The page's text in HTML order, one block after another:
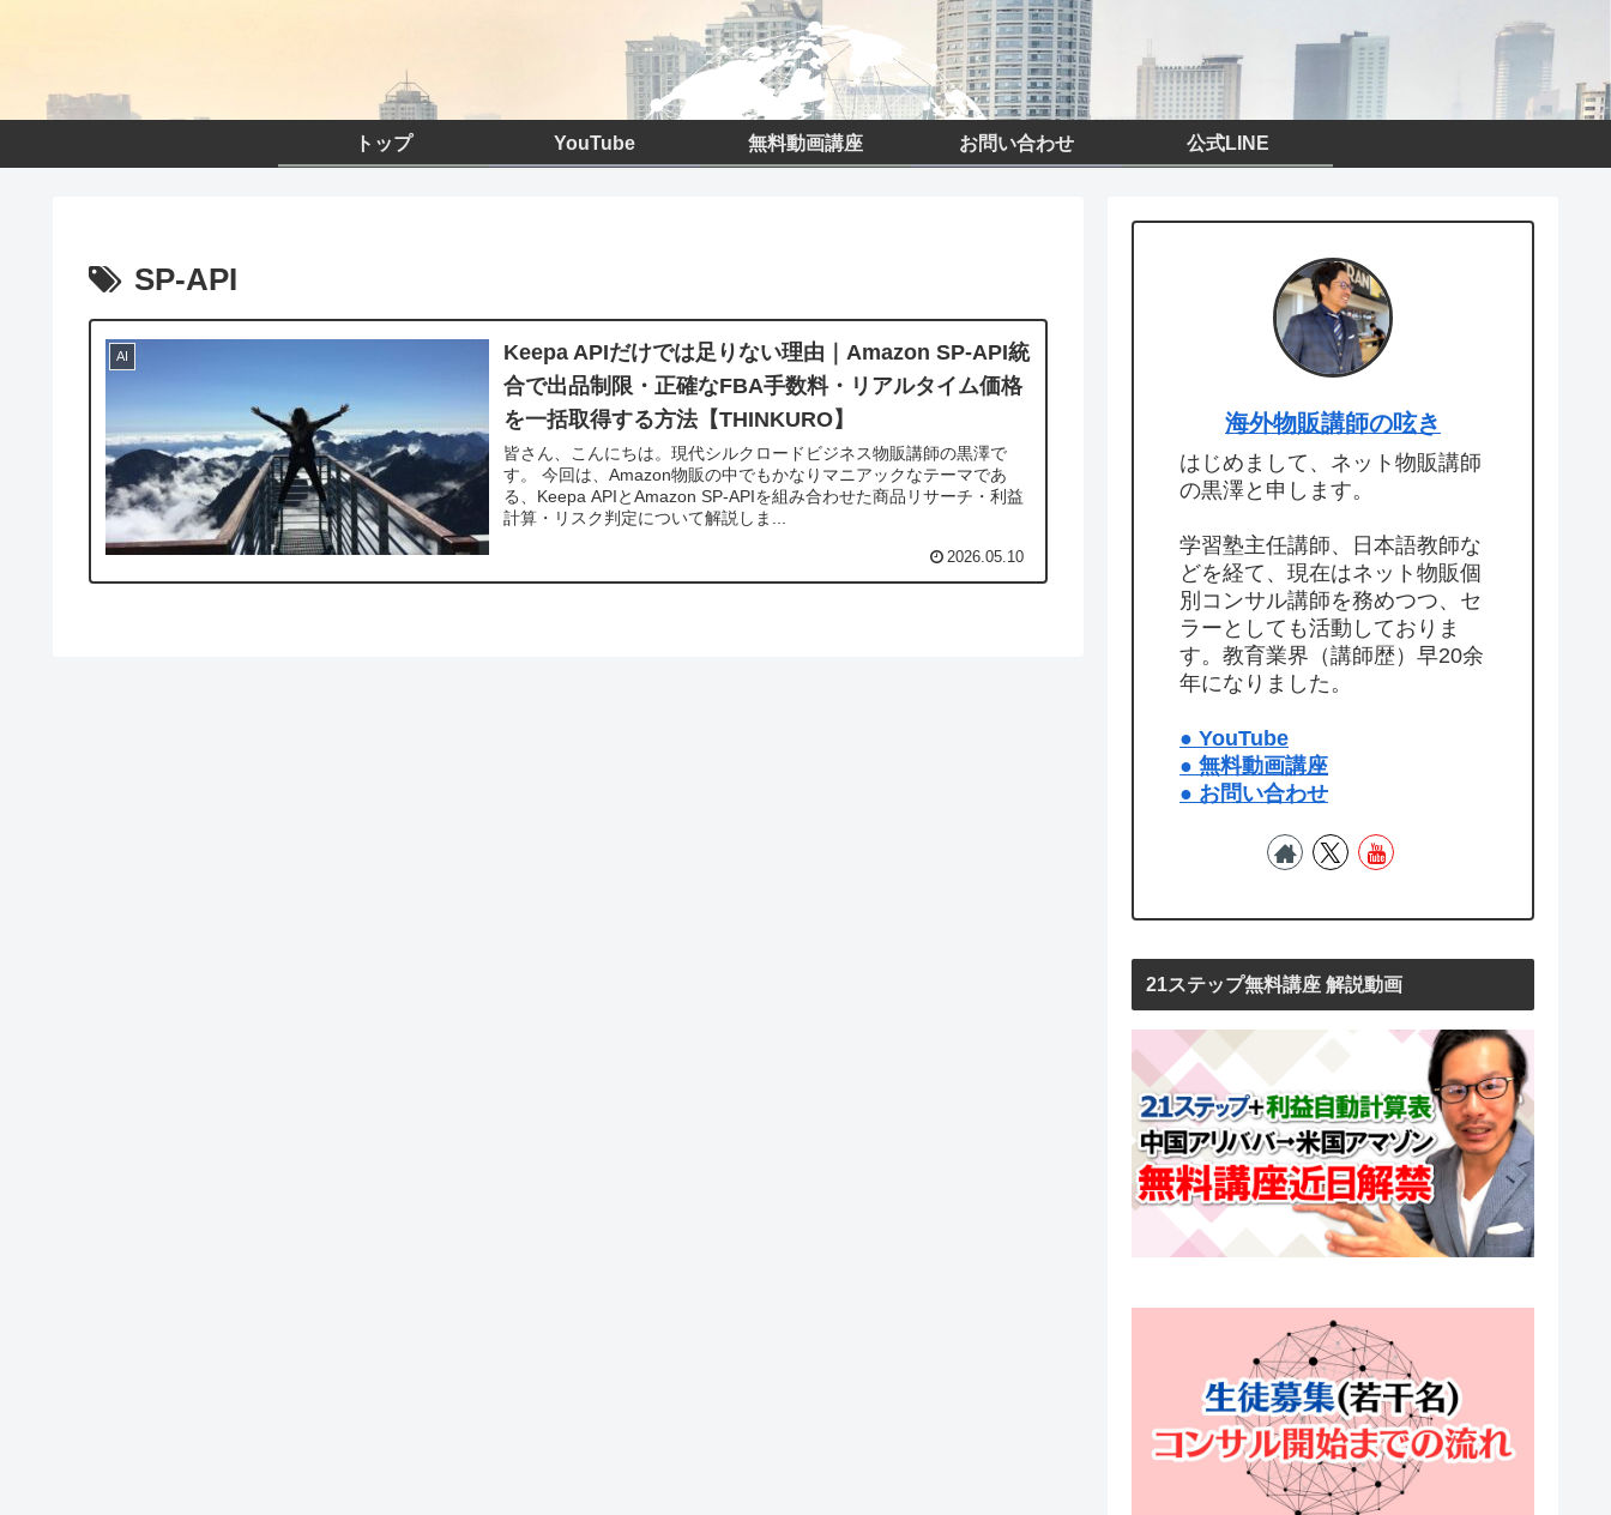
トップ YouTube 無料動画講座 お問い合わせ 公式LINE
SP-API
AI
Keepa APIだけでは足りない理由｜Amazon SP-API統
合で出品制限・正確なFBA手数料・リアルタイム価格
を一括取得する方法【THINKURO】
皆さん、こんにちは。現代シルクロードビジネス物販講師の黒澤で
す。 今回は、Amazon物販の中でもかなりマニアックなテーマであ
る、Keepa APIとAmazon SP-APIを組み合わせた商品リサーチ・利益
計算・リスク判定について解説しま...
2026.05.10
海外物販講師の呟き
はじめまして、ネット物販講師
の黒澤と申します。
学習塾主任講師、日本語教師な
どを経て、現在はネット物販個
別コンサル講師を務めつつ、セ
ラーとしても活動しておりま
す。教育業界（講師歴）早20余
年になりました。
● YouTube
● 無料動画講座
● お問い合わせ
21ステップ無料講座 解説動画